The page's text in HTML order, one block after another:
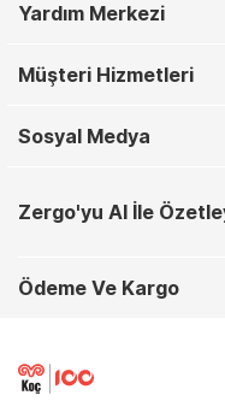
Yardım Merkezi
Müşteri Hizmetleri
Sosyal Medya
Zergo'yu AI İle
Ödeme Ve Kargo